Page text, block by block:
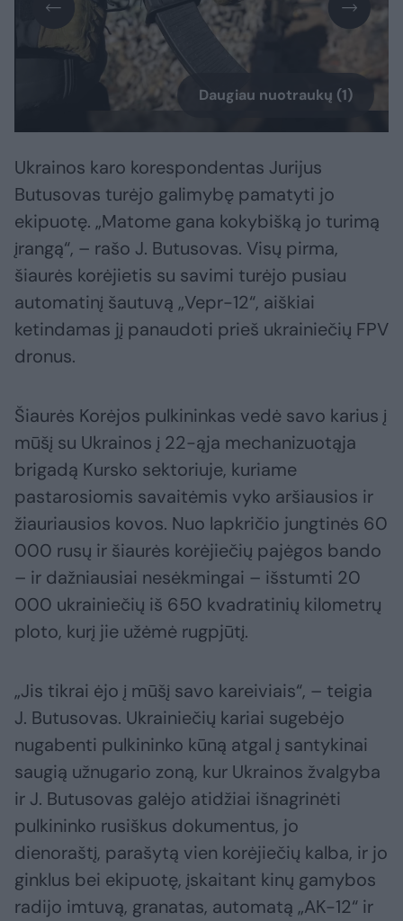
Daugiau nuotraukų (1)
Ukrainos karo korespondentas Jurijus
Butusovas turėjo galimybę pamatyti jo
ekipuotę. „Matome gana kokybišką jo turimą
įrangą“, – rašo J. Butusovas. Visų pirma,
šiaurės korėjietis su savimi turėjo pusiau
automatinį šautuvą „Vepr-12“, aiškiai
ketindamas jį panaudoti prieš ukrainiečių FPV
dronus.
Šiaurės Korėjos pulkininkas vedė savo karius į
mūšį su Ukrainos į 22-ąja mechanizuotąja
brigadą Kursko sektoriuje, kuriame
pastarosiomis savaitėmis vyko aršiausios ir
žiauriausios kovos. Nuo lapkričio jungtinės 60
000 rusų ir šiaurės korėjiečių pajėgos bando
– ir dažniausiai nesėkmingai – išstumti 20
000 ukrainiečių iš 650 kvadratinių kilometrų
ploto, kurį jie užėmė rugpjūtį.
„Jis tikrai ėjo į mūšį savo kareiviais“, – teigia
J. Butusovas. Ukrainiečių kariai sugebėjo
nugabenti pulkininko kūną atgal į santykinai
saugią užnugario zoną, kur Ukrainos žvalgyba
ir J. Butusovas galėjo atidžiai išnagrinėti
pulkininko rusiškus dokumentus, jo
dienoraštį, parašytą vien korėjiečių kalba, ir jo
ginklus bei ekipuotę, įskaitant kinų gamybos
radijo imtuvą, granatas, automatą „AK-12“ ir